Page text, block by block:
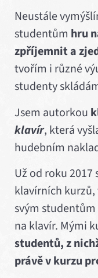
Neustále
studentům hru
zpříjemnit a
tvořím i různé
studenty
Jsem autorkou
klavír, která
hudebním
Už od roku
klavírních kurzů,
svým studentům
na klavír. Mými
studentů, z
právě v kurzu